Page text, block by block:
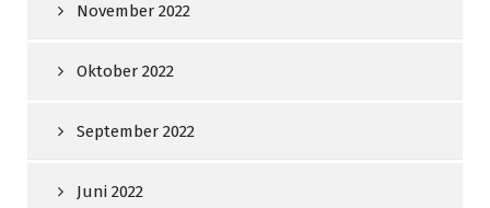
November 2022
Oktober 2022
September 2022
Juni 2022